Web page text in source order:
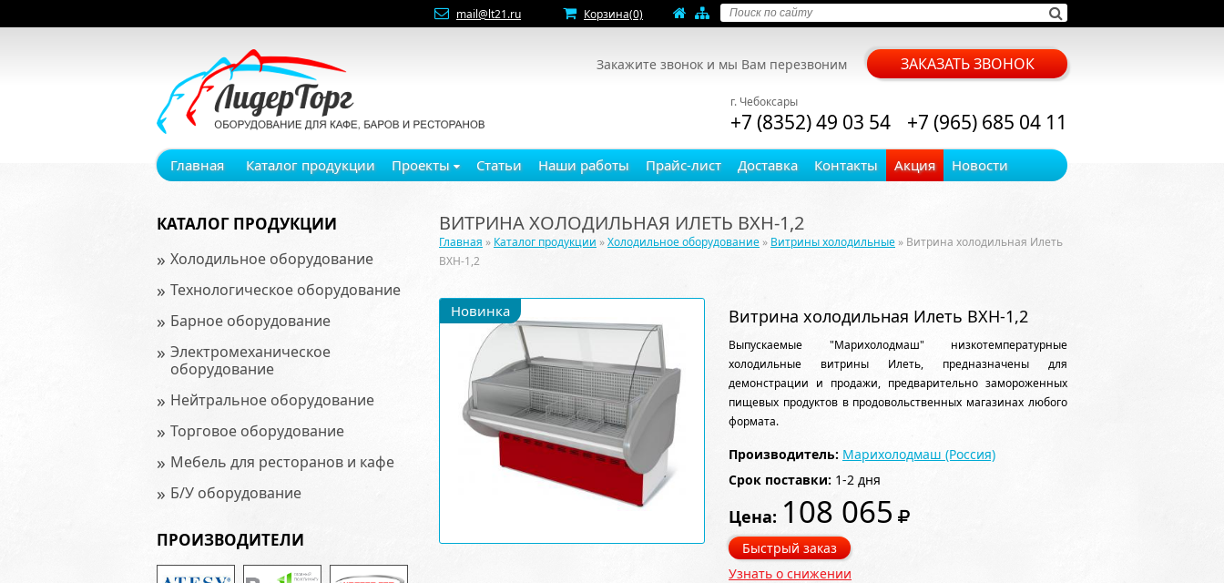
mail@lt21.ru Корзина(0)
Закажите звонок и мы Вам перезвоним ЗАКАЗАТЬ ЗВОНОК
г. Чебоксары
+7 (8352) 49 03 54 +7 (965) 685 04 11
Главная Каталог продукции Проекты Статьи Наши работы Прайс-лист Доставка Контакты Акция Новости
КАТАЛОГ ПРОДУКЦИИ
» Холодильное оборудование
» Технологическое оборудование
» Барное оборудование
» Электромеханическое
оборудование
» Нейтральное оборудование
» Торговое оборудование
» Мебель для ресторанов и кафе
» Б/У оборудование
ПРОИЗВОДИТЕЛИ
ВИТРИНА ХОЛОДИЛЬНАЯ ИЛЕТЬ ВХН-1,2
Главная » Каталог продукции »Холодильное оборудование » Витрины холодильные » Витрина холодильная Илеть
ВХН-1,2
Новинка Витрина холодильная Илеть ВХН-1,2
Выпускаемые "Марихолодмаш" низкотемпературные
холодильные витрины Илеть, предназначены для
демонстрации и продажи, предварительно замороженных
пищевых продуктов в продовольственных магазинах любого
формата.
Производитель: Марихолодмаш (Россия)
Срок поставки: 1-2 дня
Цена: 108 065
Быстрый заказ
Узнать о снижении